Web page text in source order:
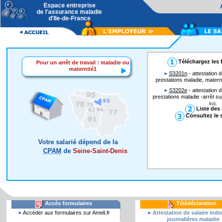
Espace entreprise
de l'assurance maladie
d'Ile-de-France
Pour un arrêt de travail : maladie ou
maternité1
Votre salarié dépend de la
CPAM de Seine-Saint-Denis
Téléchargez les
S3201n- attestation
prestations maladie,
S3202e- attestation
prestations maladie -arrêt
ko).
Liste des
Consultez le
Accès formulaires
Accéder aux formulaires sur Ameli.fr
Télédéclaration
Attestation de salaire
journalières maladie